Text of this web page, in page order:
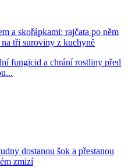
a skořápkami: rajčata po něm
na tři suroviny z kuchyně
fungicid a chrání rostliny před
dostanou šok a přestanou
zmizí